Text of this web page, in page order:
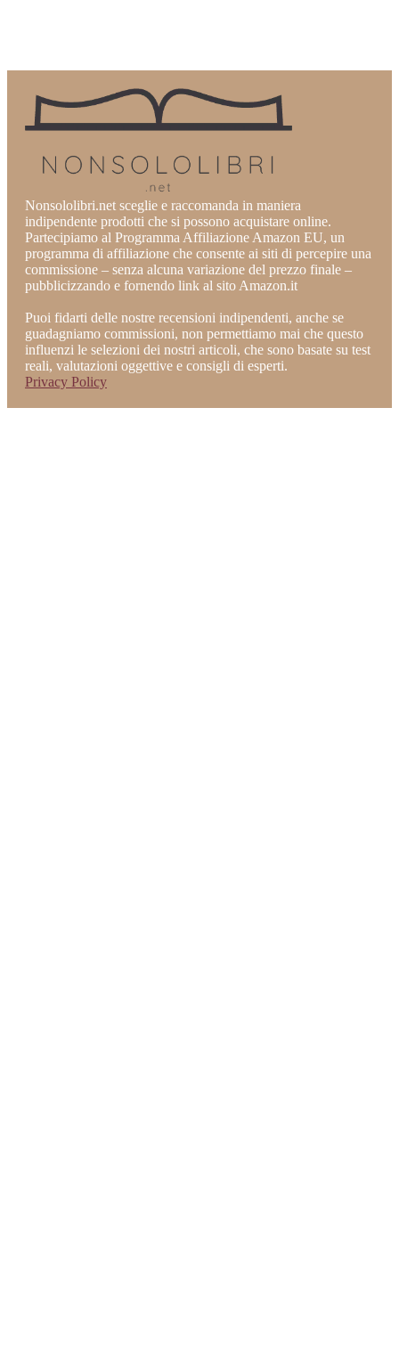
Nonsololibri.net sceglie e raccomanda in maniera
indipendente prodotti che si possono acquistare online.
Partecipiamo al Programma Affiliazione Amazon EU, un
programma di affiliazione che consente ai siti di percepire una
commissione – senza alcuna variazione del prezzo finale –
pubblicizzando e fornendo link al sito Amazon.it
Puoi fidarti delle nostre recensioni indipendenti, anche se
guadagniamo commissioni, non permettiamo mai che questo
influenzi le selezioni dei nostri articoli, che sono basate su test
reali, valutazioni oggettive e consigli di esperti.
Privacy Policy